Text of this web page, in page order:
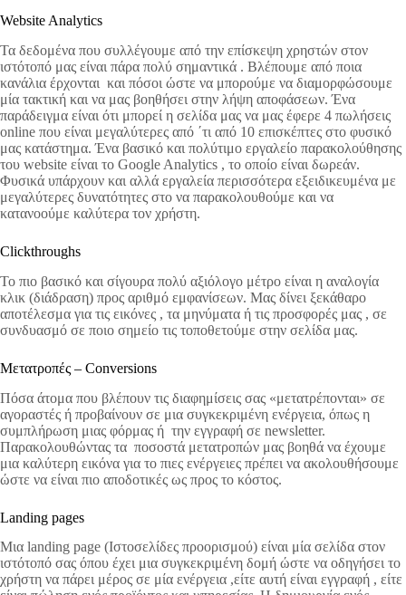
Website Analytics
Τα δεδομένα που συλλέγουμε από την επίσκεψη χρηστών στον
ιστότοπό μας είναι πάρα πολύ σημαντικά . Βλέπουμε από ποια
κανάλια έρχονται και πόσοι ώστε να μπορούμε να διαμορφώσουμε
μία τακτική και να μας βοηθήσει στην λήψη αποφάσεων. Ένα
παράδειγμα είναι ότι μπορεί η σελίδα μας να μας έφερε 4 πωλήσεις
online που είναι μεγαλύτερες από ΄τι από 10 επισκέπτες στο φυσικό
μας κατάστημα. Ένα βασικό και πολύτιμο εργαλείο παρακολούθησης
του website είναι το Google Analytics , το οποίο είναι δωρεάν.
Φυσικά υπάρχουν και αλλά εργαλεία περισσότερα εξειδικευμένα με
μεγαλύτερες δυνατότητες στο να παρακολουθούμε και να
κατανοούμε καλύτερα τον χρήστη.
Clickthroughs
Το πιο βασικό και σίγουρα πολύ αξιόλογο μέτρο είναι η αναλογία
κλικ (διάδραση) προς αριθμό εμφανίσεων. Μας δίνει ξεκάθαρο
αποτέλεσμα για τις εικόνες , τα μηνύματα ή τις προσφορές μας , σε
συνδυασμό σε ποιο σημείο τις τοποθετούμε στην σελίδα μας.
Μετατροπές – Conversions
Πόσα άτομα που βλέπουν τις διαφημίσεις σας «μετατρέπονται» σε
αγοραστές ή προβαίνουν σε μια συγκεκριμένη ενέργεια, όπως η
συμπλήρωση μιας φόρμας ή την εγγραφή σε newsletter.
Παρακολουθώντας τα ποσοστά μετατροπών μας βοηθά να έχουμε
μια καλύτερη εικόνα για το πιες ενέργειες πρέπει να ακολουθήσουμε
ώστε να είναι πιο αποδοτικές ως προς το κόστος.
Landing pages
Μια landing page (Ιστοσελίδες προορισμού) είναι μία σελίδα στον
ιστότοπό σας όπου έχει μια συγκεκριμένη δομή ώστε να οδηγήσει το
χρήστη να πάρει μέρος σε μία ενέργεια ,είτε αυτή είναι εγγραφή , είτε